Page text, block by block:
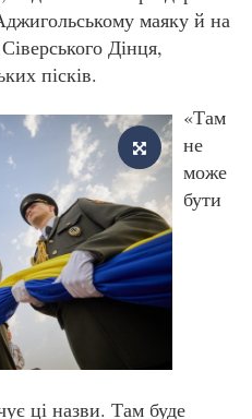
маяку й на
Дінця,
пісків.
«Там
не
може
бути
ці назви. Там буде